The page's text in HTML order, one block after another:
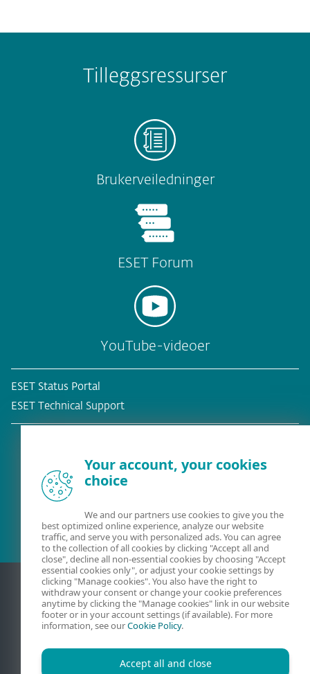
Tilleggsressurser
Brukerveiledninger
ESET Forum
YouTube-videoer
ESET Status Portal
ESET Technical Support
Your account, your cookies
choice
We and our partners use cookies to give you the
best optimized online experience, analyze our website
traffic, and serve you with personalized ads. You can agree
to the collection of all cookies by clicking "Accept all and
close", decline all non-essential cookies by choosing "Accept
essential cookies only", or adjust your cookie settings by
clicking "Manage cookies". You also have the right to
withdraw your consent or change your cookie preferences
anytime by clicking the "Manage cookies" link in our website
footer or in your account settings (if available). For more
information, see ourCookie Policy.
Accept all and close